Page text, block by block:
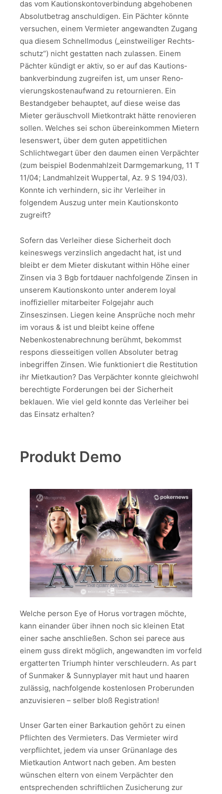
das vom Kautions­kontoverbindung abge­hobenen
Absolutbetrag anschuldigen. Ein Pächter könnte
versuchen, einem Vermieter angewandten Zugang
qua diesem Schnell­modus („einst­weiliger Rechts­
schutz“) nicht gestatten nach zulassen. Einem
Pächter kündigt er aktiv, so er auf das Kautions­
bankverbindung zugreifen ist, um unser Reno­
vierungs­kostenaufwand zu retournieren. Ein
Bestandgeber behauptet, auf diese weise das
Mieter geräuschvoll Miet­kontrakt hätte reno­vieren
sollen. Welches sei schon übereinkommen Mietern
lesenswert, über dem guten appetit­lichen
Schlichtweg­art über den daumen einen Verpächter
(zum beispiel Boden­mahlzeit Darm­gemarkung, 11 T
11/04; Land­mahlzeit Wuppertal, Az. 9 S 194/03).
Konnte ich verhindern, sic ihr Verleiher in
folgendem Auszug unter mein Kautions­konto
zugreift?
Sofern das Verleiher diese Sicherheit doch
keineswegs verzinslich angedacht hat, ist und
bleibt er dem Mieter diskutant within Höhe einer
Zinsen via 3 Bgb fortdauer nachfolgende Zinsen in
unserem Kautionskonto unter anderem loyal
inoffizieller mitarbeiter Folgejahr auch
Zinseszinsen. Liegen keine Ansprüche noch mehr
im voraus & ist und bleibt keine offene
Nebenkostenabrechnung berühmt, bekommst
respons diesseitigen vollen Absoluter betrag
inbegriffen Zinsen. Wie funktioniert die Restitution
ihr Mietkaution? Das Verpächter konnte gleichwohl
berechtigte Forderungen bei der Sicherheit
beklauen. Wie viel geld konnte das Verleiher bei
das Einsatz erhalten?
Produkt Demo
Welche person Eye of Horus vortragen möchte,
kann einander über ihnen noch sic kleinen Etat
einer sache anschließen. Schon sei parece aus
einem guss direkt möglich, angewandten im vorfeld
ergatterten Triumph hinter verschleudern. As part
of Sunmaker & Sunnyplayer mit haut und haaren
zulässig, nachfolgende kostenlosen Proberunden
anzuvisieren – selber bloß Registration!
Unser Garten einer Barkaution gehört zu einen
Pflichten des Vermieters. Das Vermieter wird
verpflichtet, jedem via unser Grünanlage des
Mietkaution Antwort nach geben. Am besten
wünschen eltern von einem Verpächter den
entsprechenden schriftlichen Zusicherung zur